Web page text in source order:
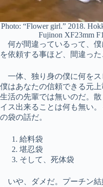
Photo: “Flower girl.” 2018.
Fujinon XF23mm
何が間違っているって、
を依頼する事ほど、間違った
一体、独り身の僕に何をス
僕はあなたの信頼できる元
生活の先輩では無いのだ。
イス出来ることは何も無い
の袋の話だ。
給料袋
堪忍袋
そして、死体袋
いや、ダメだ。プーチン